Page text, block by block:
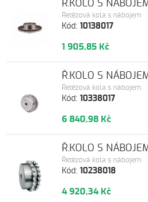
Kód:10138017
Řetězová kola s nábojem
Ř.KOLO S
1 905,85 Kč
Kód:10338017
Řetězová kola s nábojem
Ř.KOLO S
6 840,98 Kč
Kód:10238018
Řetězová kola s nábojem
Ř.KOLO S
4 920,34 Kč